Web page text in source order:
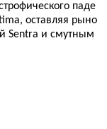
паде
оставляя рыно
Sentra и смутным